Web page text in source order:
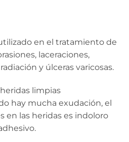
en el tratamiento de
laceraciones,
y úlceras varicosas.
limpias
hay mucha exudación, el
en las heridas es indoloro